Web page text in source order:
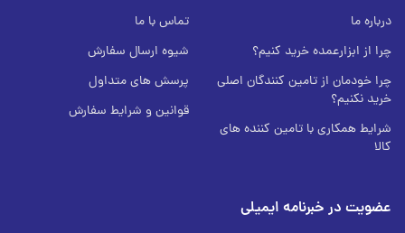
درباره ما
چرا از ابزارعمده خرید کنیم؟
چرا خودمان از تامین کنندگان اصلی
خرید نکنیم؟
شرایط همکاری با تامین کننده های
کالا
تماس با ما
شیوه ارسال سفارش
پرسش های متداول
قوانین و شرایط سفارش
عضویت در خبرنامه ایمیلی